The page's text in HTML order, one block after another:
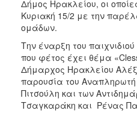
Δήμος Ηρακλείου, οι
Κυριακή 15/2 με την
ομάδων.
Την έναρξη του
που φέτος έχει θέμα
Δήμαρχος Ηρακλείου
παρουσία του
Πιτσούλη και των
Τσαγκαράκη και Ρένας